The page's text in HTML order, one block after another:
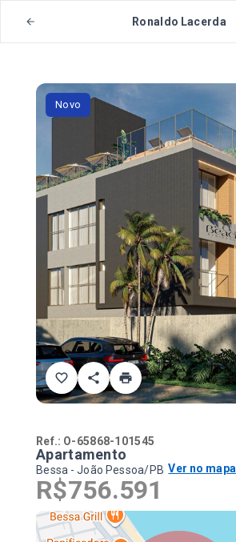
Ronaldo Lacerda
Novo
Ref.: O-65868-101545
Apartamento
Bessa - João Pessoa/PB Ver no mapa
R$756.591